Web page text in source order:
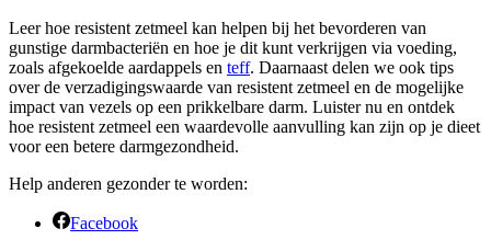
Leer hoe resistent zetmeel kan helpen bij het bevorderen van
gunstige darmbacteriën en hoe je dit kunt verkrijgen via voeding,
zoals afgekoelde aardappels en teff. Daarnaast delen we ook tips
over de verzadigingswaarde van resistent zetmeel en de mogelijke
impact van vezels op een prikkelbare darm. Luister nu en ontdek
hoe resistent zetmeel een waardevolle aanvulling kan zijn op je dieet
voor een betere darmgezondheid.
Help anderen gezonder te worden:
Facebook